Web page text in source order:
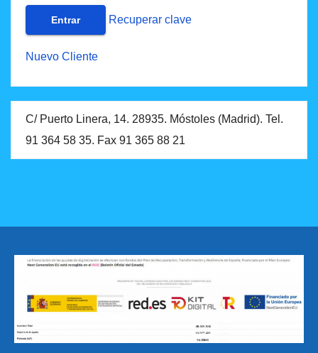
Recuperar clave
Nuevo Cliente
C/ Puerto Linera, 14. 28935. Móstoles (Madrid). Tel.
91 364 58 35. Fax 91 365 88 21